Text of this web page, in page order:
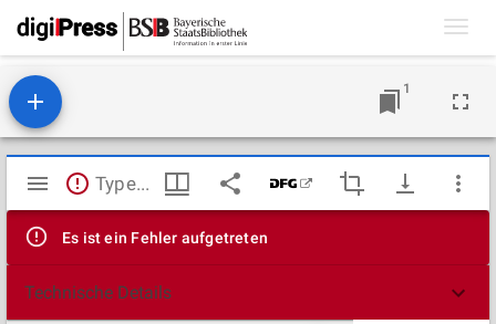
1
Mirador
Viewer
TypeError: Failed to fetch
Es ist ein Fehler aufgetreten
Technische Details